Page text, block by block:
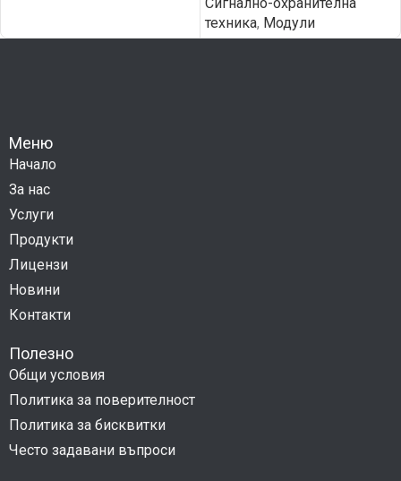
техника, Модули
Меню
Начало
За нас
Услуги
Продукти
Лицензи
Новини
Контакти
Полезно
Общи условия
Политика за поверителност
Политика за бисквитки
Често задавани въпроси